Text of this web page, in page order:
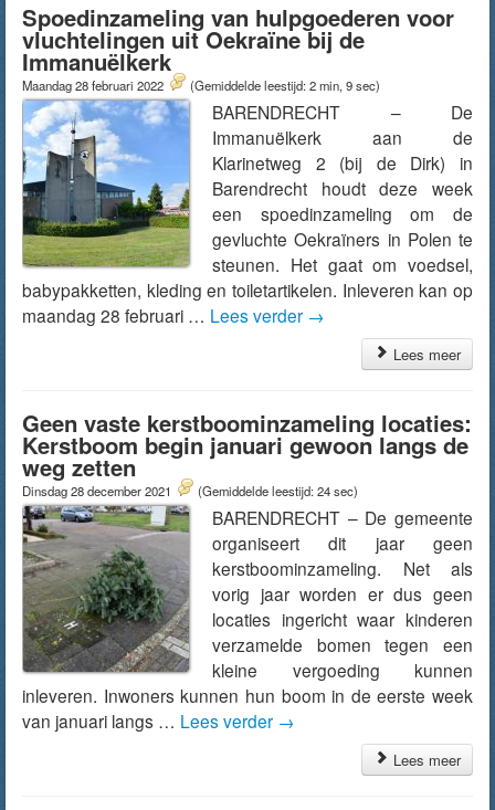
Spoedinzameling van hulpgoederen voor
vluchtelingen uit Oekraïne bij de
Immanuëlkerk
Maandag 28 februari 2022 (Gemiddelde leestijd: 2 min, 9 sec)
BARENDRECHT – De
Immanuëlkerk aan de
Klarinetweg 2 (bij de Dirk) in
Barendrecht houdt deze week
een spoedinzameling om de
gevluchte Oekraïners in Polen te
steunen. Het gaat om voedsel,
babypakketten, kleding en toiletartikelen. Inleveren kan op
maandag 28 februari … Lees verder →
Lees meer
Geen vaste kerstboominzameling locaties:
Kerstboom begin januari gewoon langs de
weg zetten
Dinsdag 28 december 2021 (Gemiddelde leestijd: 24 sec)
BARENDRECHT – De gemeente
organiseert dit jaar geen
kerstboominzameling. Net als
vorig jaar worden er dus geen
locaties ingericht waar kinderen
verzamelde bomen tegen een
kleine vergoeding kunnen
inleveren. Inwoners kunnen hun boom in de eerste week
van januari langs … Lees verder →
Lees meer